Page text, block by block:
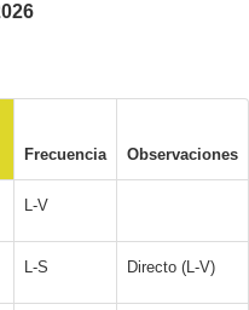
Frecuencia Observaciones
L-V
L-S Directo (L-V)